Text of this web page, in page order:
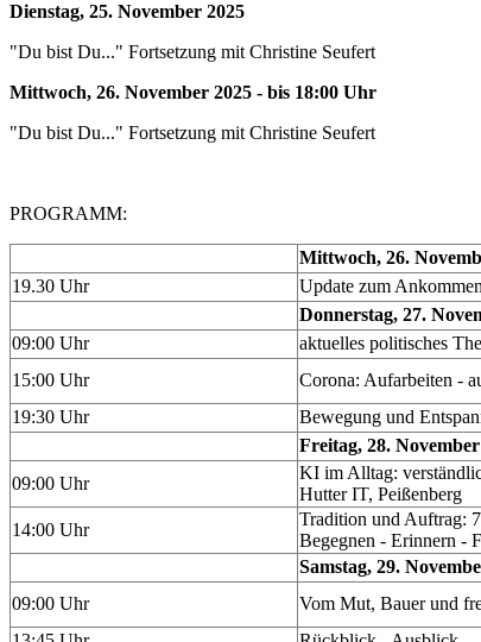
Dienstag, 25. November 2025
"Du bist Du..." Fortsetzung mit Christine Seufert
Mittwoch, 26. November 2025 - bis 18:00 Uhr
"Du bist Du..." Fortsetzung mit Christine Seufert
PROGRAMM:
Mittwoch, 26.
19.30 Uhr
Update zum
Donnerstag, 27.
09:00 Uhr
aktuelles politisches
15:00 Uhr
Corona: Aufarbeiten -
19:30 Uhr
Bewegung und
Freitag, 28.
09:00 Uhr
KI im Alltag:
Hutter IT, Peißenberg
14:00 Uhr
Tradition und Auftrag:
Begegnen - Erinnern -
Samstag, 29.
09:00 Uhr
Vom Mut, Bauer und